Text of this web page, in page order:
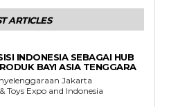
ARTICLES
INDONESIA SEBAGAI HUB
BAYI ASIA TENGGARA
Jakarta
Expo and Indonesia